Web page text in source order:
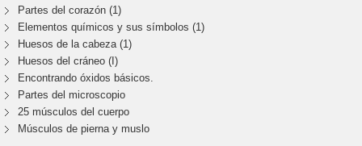
Partes del corazón (1)
Elementos químicos y sus símbolos (1)
Huesos de la cabeza (1)
Huesos del cráneo (I)
Encontrando óxidos básicos.
Partes del microscopio
25 músculos del cuerpo
Músculos de pierna y muslo